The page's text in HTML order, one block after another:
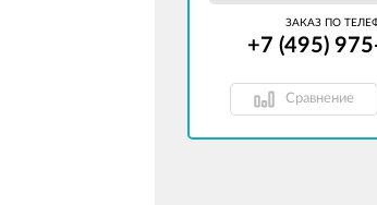
ЗАКАЗ ПО
+7 (495)
Сравнение